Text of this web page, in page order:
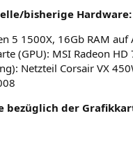
bisherige Hardware:
5 1500X, 16Gb RAM auf
(GPU): MSI Radeon HD
Netzteil Corsair VX
bezüglich der